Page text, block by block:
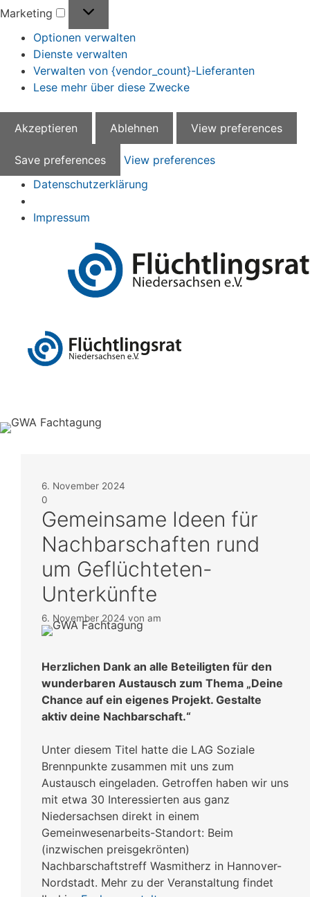
Marketing
Optionen verwalten
Dienste verwalten
Verwalten von {vendor_count}-Lieferanten
Lese mehr über diese Zwecke
Akzeptieren Ablehnen View preferences
Save preferences
View preferences
Datenschutzerklärung
Impressum
6. November 2024
0
Gemeinsame Ideen für
Nachbarschaften rund
um Geflüchteten-
Unterkünfte
6. November 2024 von am
Herzlichen Dank an alle Beteiligten für den
wunderbaren Austausch zum Thema „Deine
Chance auf ein eigenes Projekt. Gestalte
aktiv deine Nachbarschaft.“
Unter diesem Titel hatte die LAG Soziale
Brennpunkte zusammen mit uns zum
Austausch eingeladen. Getroffen haben wir uns
mit etwa 30 Interessierten aus ganz
Niedersachsen direkt in einem
Gemeinwesenarbeits-Standort: Beim
(inzwischen preisgekrönten)
Nachbarschaftstreff Wasmitherz in Hannover-
Nordstadt. Mehr zu der Veranstaltung findet